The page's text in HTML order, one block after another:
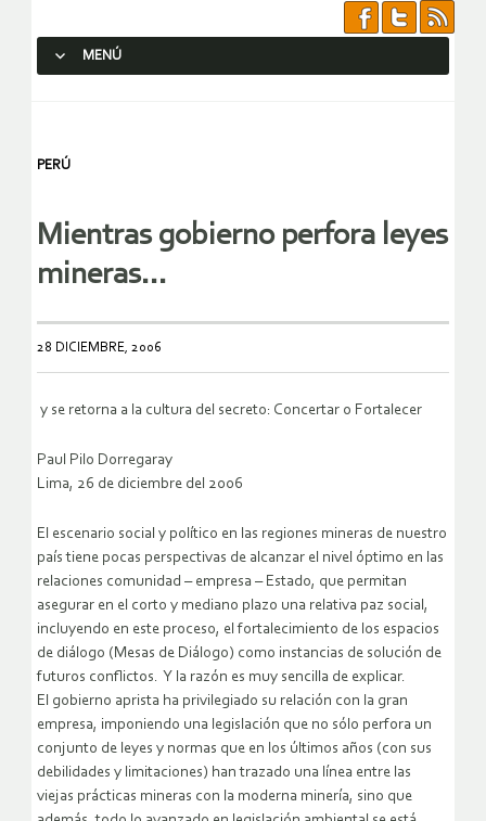
MENÚ
PERÚ
Mientras gobierno perfora leyes
mineras…
28 DICIEMBRE, 2006
y se retorna a la cultura del secreto: Concertar o Fortalecer
Paul Pilo Dorregaray
Lima, 26 de diciembre del 2006
El escenario social y político en las regiones mineras de nuestro
país tiene pocas perspectivas de alcanzar el nivel óptimo en las
relaciones comunidad – empresa – Estado, que permitan
asegurar en el corto y mediano plazo una relativa paz social,
incluyendo en este proceso, el fortalecimiento de los espacios
de diálogo (Mesas de Diálogo) como instancias de solución de
futuros conflictos. Y la razón es muy sencilla de explicar.
El gobierno aprista ha privilegiado su relación con la gran
empresa, imponiendo una legislación que no sólo perfora un
conjunto de leyes y normas que en los últimos años (con sus
debilidades y limitaciones) han trazado una línea entre las
viejas prácticas mineras con la moderna minería, sino que